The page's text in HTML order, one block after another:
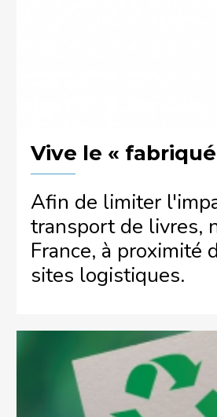
Vive le «
Afin de limiter
transport de livres,
France, à proximité
sites logistiques.